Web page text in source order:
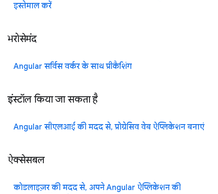
इस्तेमाल करें
भरोसेमंद
Angular सर्विस वर्कर के साथ प्रीकैशिंग
इंस्टॉल किया जा सकता है
Angular सीएलआई की मदद से, प्रोग्रेसिव वेब ऐप्लिकेशन बनाएं
ऐक्सेसबल
कोडलाइज़र की मदद से, अपने Angular ऐप्लिकेशन की